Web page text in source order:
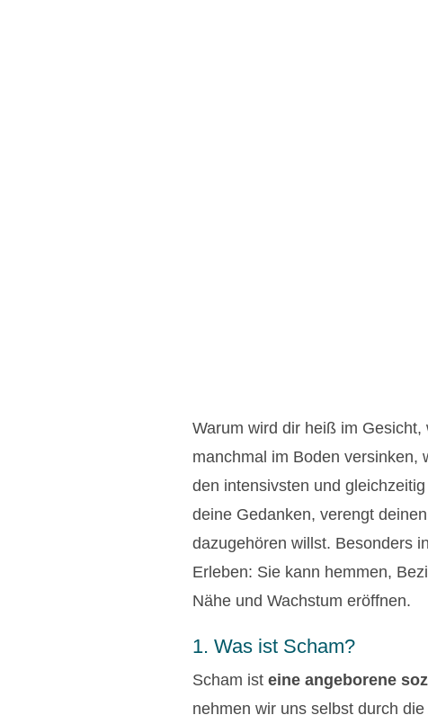
Warum wird dir heiß im
manchmal im Boden versinken,
den intensivsten und
deine Gedanken, verengt
dazugehören willst. Besonders
Erleben: Sie kann hemmen,
Nähe und Wachstum eröffnen.
1. Was ist Scham?
Scham ist eine angeborene
nehmen wir uns selbst durch